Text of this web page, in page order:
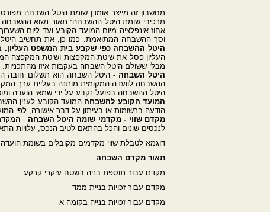
מחשבון זה מייצר אומדן שומת היטל השבחה
מרכיבי שומת היטל ההשבחה: תאור נשוא
אחוז אינפלציה מיום המועד הקובע ועד ליום
וסך ההשבחה המתואמת. כמו כן, את תחשיב
היטל ההשבחה כפי שקבע בית המשפט העליון.
העליון פסל את שיטת המקפצות ושיטת המקפצה
מבלי ששולם היטל השבחה בעקבות איזו מהתכניות. בהלכת פימיני ניתנה פרשנות
היטל השבחה - היטל השבחה הוא תשלום חובה
ההשבחה לוועדה המקומית מותנה בעליית ערך
היטל ההשבחה בפועל נקבע על ידי שמאי הועדה
המועד הקובע להשבחה
הודעה ברשומות או בעיתון על דבר אישורה, לפי
מקדם שווי - מקדמי שומה היטל השבחה -
לנכסים שונים והכל בהתאם לטיב הנכס, עלויות
דוגמא לטבלת שווי מקדמים מקובלים בשומת הועדה
תאור מקדם השבחה
מקדם עבור תוספת בניה בשטח עיקרי קרקע
מקדם עבור זכויות בניית ממד
מקדם עבור זכויות בנייה בקומה א